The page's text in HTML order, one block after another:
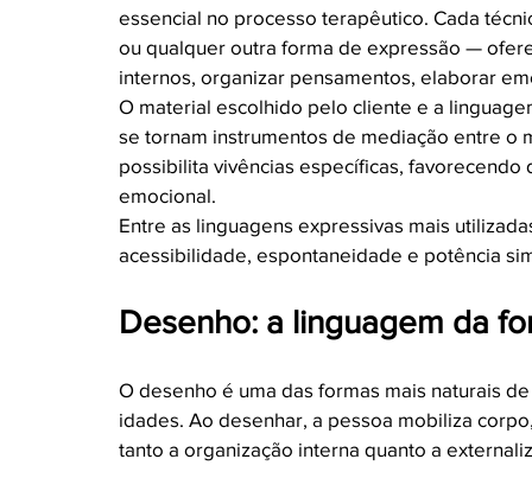
essencial no processo terapêutico. Cada
ou qualquer outra forma de expressão —
internos, organizar pensamentos, elaborar
O material escolhido pelo cliente e a
se tornam instrumentos de mediação entre o
possibilita vivências específicas,
emocional.
Entre as linguagens expressivas mais
acessibilidade, espontaneidade e potência
Desenho: a linguagem da
O desenho é uma das formas mais naturais
idades. Ao desenhar, a pessoa mobiliza
tanto a organização interna quanto a